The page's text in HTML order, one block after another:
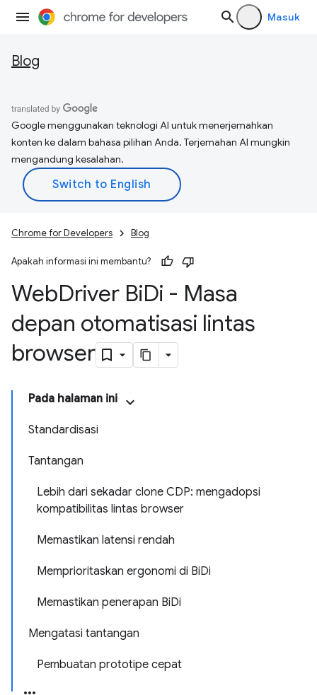
Masuk
Blog
Google menggunakan teknologi AI untuk menerjemahkan
konten ke dalam bahasa pilihan Anda. Terjemahan AI mungkin
mengandung kesalahan.
Chrome for Developers Blog
Apakah informasi ini membantu?
WebDriver BiDi - Masa
depan otomatisasi lintas
browser
Pada halaman ini
Standardisasi
Tantangan
Lebih dari sekadar clone CDP: mengadopsi
kompatibilitas lintas browser
Memastikan latensi rendah
Memprioritaskan ergonomi di BiDi
Memastikan penerapan BiDi
Mengatasi tantangan
Pembuatan prototipe cepat